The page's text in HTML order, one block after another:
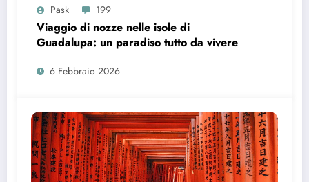
Pask 199
Viaggio di nozze nelle isole di
Guadalupa: un paradiso tutto da vivere
6 Febbraio 2026